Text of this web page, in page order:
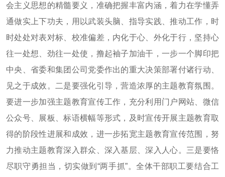
会主义思想的精髓要义，准确把握丰富内涵，着力在学懂弄
通做实上下功夫，用以武装头脑、指导实践、推动工作，时
时处处对表对标、校准偏差，内化于心、外化于行，坚持心
往一处想、劲往一处使，撸起袖子加油干，一步一个脚印把
中央、省委和集团公司党委作出的重大决策部署付诸行动、
见之于成效。二是要强化引导，营造浓厚的主题教育氛围。
要进一步加强主题教育宣传工作，充分利用门户网站、微信
公众号、展板、标语横幅等形式，及时宣传开展主题教育取
得的阶段性进展和成效，进一步拓宽主题教育宣传范围，努
力推动主题教育深入群众、深入基层、深入人心。三是要恪
尽职守勇担当，切实做到“两手抓”。全体干部职工要结合工